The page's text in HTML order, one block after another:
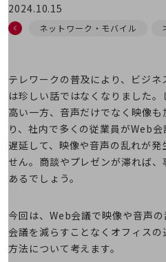
カテゴリーで探すTOP
電話・映像コミュニケーション
セキュリティ
5G
IoT
データ利活用
運用管理
2024.10.15
ネットワーク・モバイル
テレワークの普及により、ビジ
は珍しい話ではなくなりました
高い一方、音声だけでなく映像
り、社内で多くの従業員がWeb
遅延して、映像や音声の乱れが
せん。商談やプレゼンが滞れば
あるでしょう。
今回は、Web会議で映像や音声
会議を減らすことなくオフィス
方法について考えます。